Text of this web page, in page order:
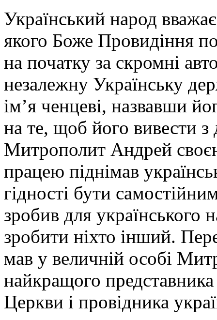
Український народ
якого Боже Провидіння
на початку за скромні
незалежну Українську
ім’я ченцеві, назвавши
на те, щоб його вивести з
Митрополит Андрей
працею піднімав
гідності бути
зробив для українського
зробити ніхто інший.
мав у величній особі
найкращого представника
Церкви і провідника